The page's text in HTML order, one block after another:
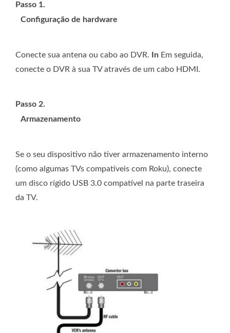
Passo 1.
Configuração de hardware
Conecte sua antena ou cabo ao DVR. In Em seguida,
conecte o DVR à sua TV através de um cabo HDMI.
Passo 2.
Armazenamento
Se o seu dispositivo não tiver armazenamento interno
(como algumas TVs compatíveis com Roku), conecte
um disco rígido USB 3.0 compatível na parte traseira
da TV.